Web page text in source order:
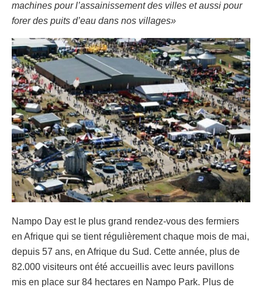
machines pour l’assainissement des villes et aussi pour
forer des puits d’eau dans nos villages»
Nampo Day est le plus grand rendez-vous des fermiers
en Afrique qui se tient régulièrement chaque mois de mai,
depuis 57 ans, en Afrique du Sud. Cette année, plus de
82.000 visiteurs ont été accueillis avec leurs pavillons
mis en place sur 84 hectares en Nampo Park. Plus de